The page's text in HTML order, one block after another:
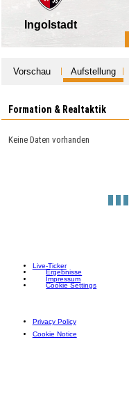
Ingolstadt
Vorschau Aufstellung
Formation & Realtaktik
Keine Daten vorhanden
Live-Ticker
Ergebnisse
Impressum
Cookie Settings
Privacy Policy
Cookie Notice